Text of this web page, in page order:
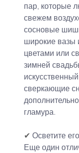
пар, которые
свежем
сосновые
широкие вазы
цветами или
зимней
сверкающие
гламура.
✔ Осветите
Еще один